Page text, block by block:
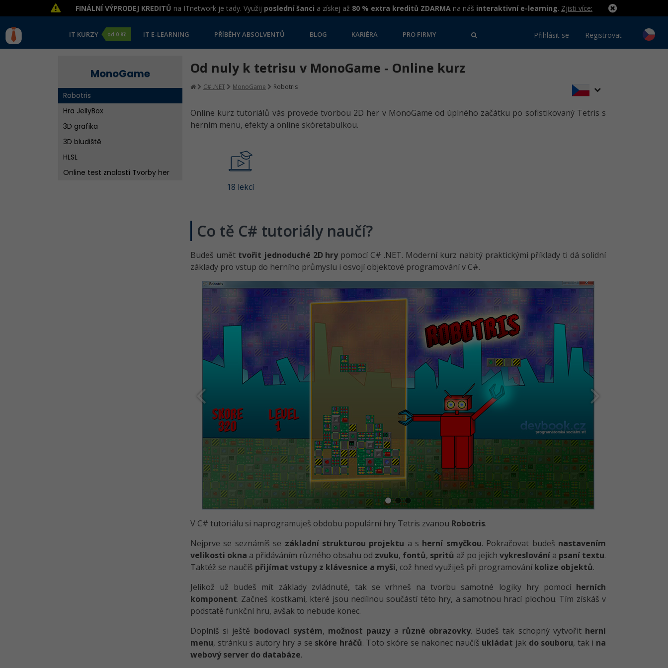
FINÁLNÍ VÝPRODEJ KREDITŮ na ITnetwork je tady. Využij poslední šanci a získej až 80 % extra kreditů ZDARMA na náš interaktivní e-learning. Zjisti více:
IT KURZY od 0 Kč IT E-LEARNING PŘÍBĚHY ABSOLVENTŮ BLOG KARIÉRA PRO FIRMY Přihlásit se Registrovat
MonoGame
Robotris
Hra JellyBox
3D grafika
3D bludiště
HLSL
Online test znalostí Tvorby her
Od nuly k tetrisu v MonoGame - Online kurz
C# .NET MonoGame Robotris
Online kurz tutoriálů vás provede tvorbou 2D her v MonoGame od úplného začátku po sofistikovaný Tetris s
herním menu, efekty a online skóretabulkou.
18 lekcí
Co tě C# tutoriály naučí?
Budeš umět tvořit jednoduché 2D hrypomocí C# .NET. Moderní kurz nabitý praktickými příklady ti dá solidní
základy pro vstup do herního průmyslu i osvojí objektové programování v C#.
V C# tutoriálu si naprogramuješ obdobu populární hry Tetris zvanou Robotris.
Nejprve se seznámíš se základní strukturou projektu a s herní smyčkou. Pokračovat budeš nastavením
velikosti okna a přidáváním různého obsahu od zvuku, fontů, spritů až po jejich vykreslování a psaní textu.
Taktéž se naučíš přijímat vstupy z klávesnice a myši, což hned využiješ při programováníkolize objektů.
Jelikož už budeš mít základy zvládnuté, tak se vrhneš na tvorbu samotné logiky hry pomocí herních
komponent. Začneš kostkami, které jsou nedílnou součástí této hry, a samotnou hrací plochou. Tím získáš v
podstatě funkční hru, avšak to nebude konec.
Doplníš si ještě bodovací systém, možnost pauzya různé obrazovky. Budeš tak schopný vytvořit herní
menu, stránku s autory hry a se skóre hráčů. Toto skóre se nakonec naučíš ukládat jak do souboru, tak i na
webový server do databáze.